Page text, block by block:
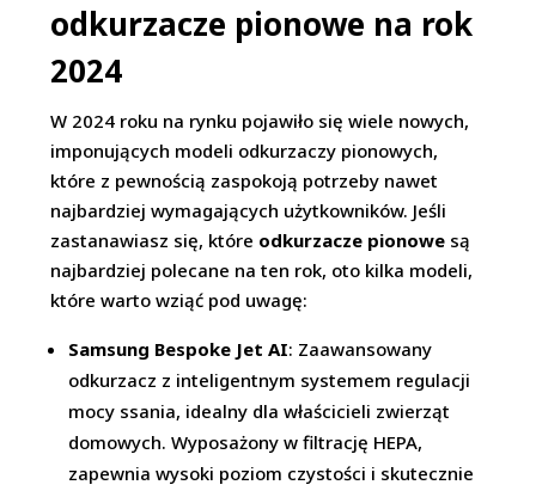
odkurzacze pionowe na rok
2024
W 2024 roku na rynku pojawiło się wiele nowych,
imponujących modeli odkurzaczy pionowych,
które z pewnością zaspokoją potrzeby nawet
najbardziej wymagających użytkowników. Jeśli
zastanawiasz się, które odkurzacze pionowe są
najbardziej polecane na ten rok, oto kilka modeli,
które warto wziąć pod uwagę:
Samsung Bespoke Jet AI: Zaawansowany
odkurzacz z inteligentnym systemem regulacji
mocy ssania, idealny dla właścicieli zwierząt
domowych. Wyposażony w filtrację HEPA,
zapewnia wysoki poziom czystości i skutecznie